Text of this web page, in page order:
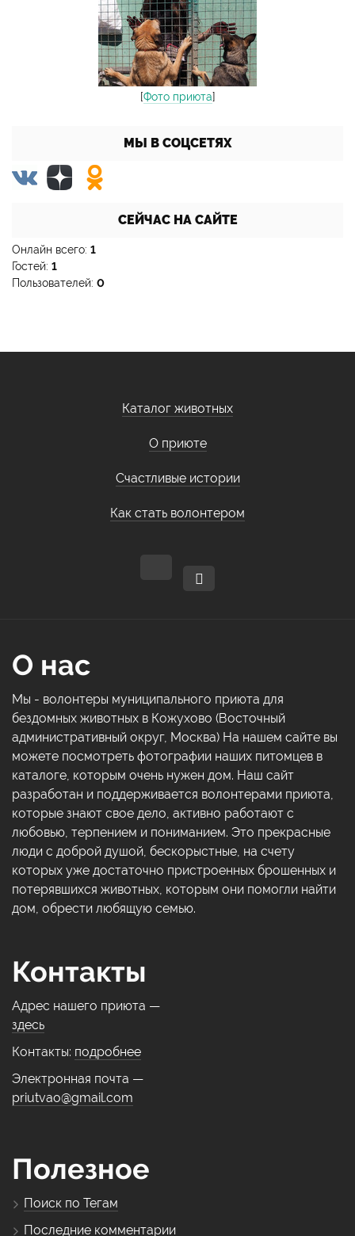
[Фото приюта]
МЫ В СОЦСЕТЯХ
СЕЙЧАС НА САЙТЕ
Онлайн всего: 1
Гостей: 1
Пользователей: 0
Каталог животных
О приюте
Счастливые истории
Как стать волонтером
О нас
Мы - волонтеры муниципального приюта для
бездомных животных в Кожухово (Восточный
административный округ, Москва) На нашем сайте вы
можете посмотреть фотографии наших питомцев в
каталоге, которым очень нужен дом. Наш сайт
разработан и поддерживается волонтерами приюта,
которые знают свое дело, активно работают с
любовью, терпением и пониманием. Это прекрасные
люди с доброй душой, бескорыстные, на счету
которых уже достаточно пристроенных брошенных и
потерявшихся животных, которым они помогли найти
дом, обрести любящую семью.
Контакты
Адрес нашего приюта —
здесь
Контакты: подробнее
Электронная почта —
priutvao@gmail.com
Полезное
Поиск по Тегам
Последние комментарии